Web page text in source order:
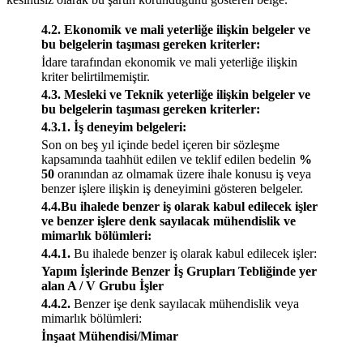
4.2. Ekonomik ve mali yeterliğe ilişkin belgeler ve
bu belgelerin taşıması gereken kriterler:
İdare tarafından ekonomik ve mali yeterliğe ilişkin
kriter belirtilmemiştir.
4.3. Mesleki ve Teknik yeterliğe ilişkin belgeler ve
bu belgelerin taşıması gereken kriterler:
4.3.1. İş deneyim belgeleri:
Son on beş yıl içinde bedel içeren bir sözleşme
kapsamında taahhüt edilen ve teklif edilen bedelin %
50 oranından az olmamak üzere ihale konusu iş veya
benzer işlere ilişkin iş deneyimini gösteren belgeler.
4.4.Bu ihalede benzer iş olarak kabul edilecek işler
ve benzer işlere denk sayılacak mühendislik ve
mimarlık bölümleri:
4.4.1. Bu ihalede benzer iş olarak kabul edilecek işler:
Yapım İşlerinde Benzer İş Grupları Tebliğinde yer
alan A / V Grubu İşler
4.4.2. Benzer işe denk sayılacak mühendislik veya
mimarlık bölümleri:
İnşaat Mühendisi/Mimar